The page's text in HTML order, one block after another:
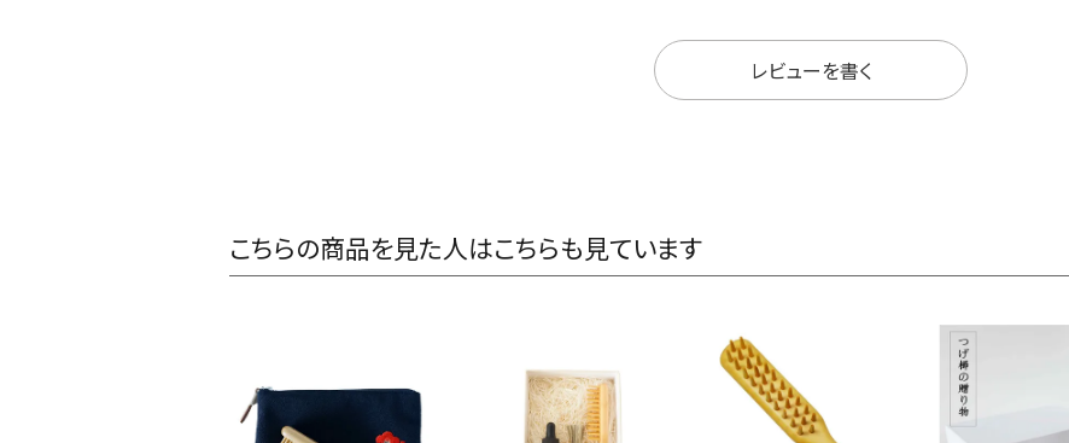
レビューを書く
こちらの商品を見た人はこちらも見ています